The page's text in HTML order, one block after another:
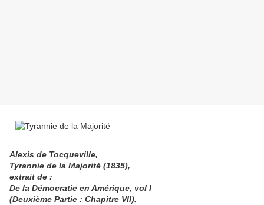
Alexis de Tocqueville,
Tyrannie de la Majorité (1835),
extrait de :
De la Démocratie en Amérique, vol I
(Deuxième Partie : Chapitre VII).